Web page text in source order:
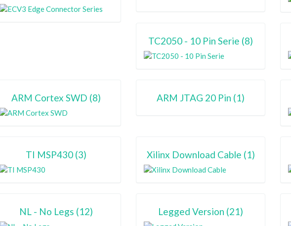
TC2050 - 10 Pin Serie (8)
ARM Cortex SWD (8) ARM JTAG 20 Pin (1)
TI MSP430 (3) Xilinx Download Cable (1)
NL - No Legs (12) Legged Version (21)